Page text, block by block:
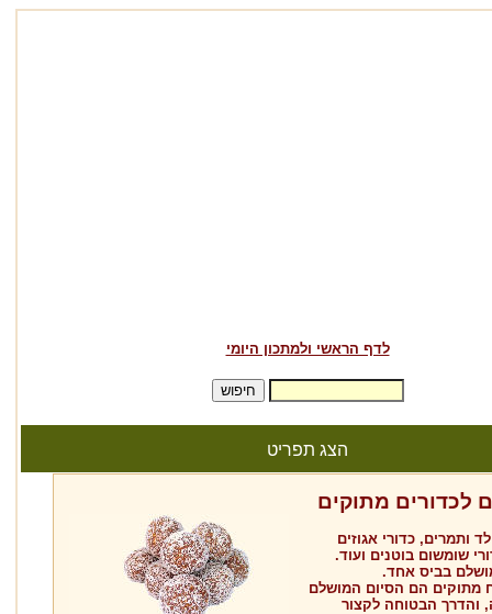
לדף הראשי ולמתכון היומי
הצג תפריט
לכדורים מתוקים
ותמרים, כדורי אגוזים
שומשום בוטנים ועוד.
בביס אחד.
מתוקים הם הסיום המושלם
והדרך הבטוחה לקצור